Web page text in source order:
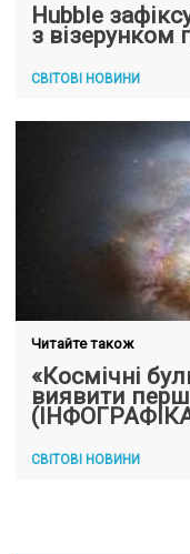
Hubble
з
СВІТОВІ НОВИНИ
Читайте також
«Космічні
виявити
СВІТОВІ НОВИНИ